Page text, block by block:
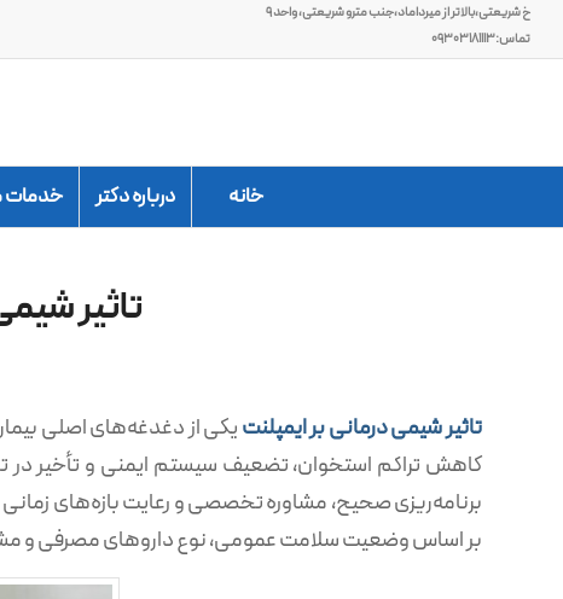
خ شریعتی،بالاتر از میرداماد،جنب مترو شریعتی، واحد ۹
تماس:۰۹۳۰۳۱۸۱۱۱۳
خانه درباره دکتر خدمات
تاثیر
تاثیر شیمی درمانی بر ایمپلنتیکی از دغدغه‌های اصلی
کاهش تراکم استخوان، تضعیف سیستم ایمنی و تأخیر
برنامه‌ریزی صحیح، مشاوره تخصصی و رعایت بازه‌های زمانی
بر اساس وضعیت سلامت عمومی، نوع داروهای مصرفی و